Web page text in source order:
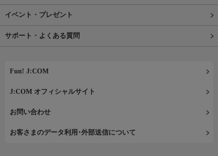
イベント・プレゼント
サポート・よくある質問
Fun! J:COM
J:COM オフィシャルサイト
お問い合わせ
お客さまのデータ利用･外部送信について